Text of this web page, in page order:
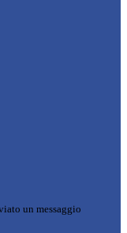
un messaggio